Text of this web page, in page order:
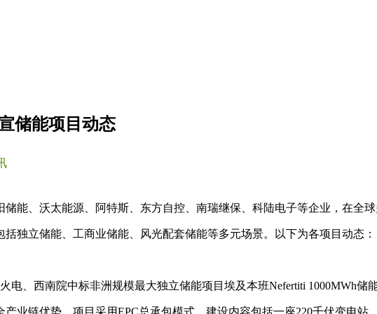
储能项目动态
能、沃太能源、阿特斯、东方自控、南瑞继保、科陆电子等企业，在全球
独立储能、工商业储能、风光配套储能等多元场景。以下为各项目动态：
、西南院中标非洲规模最大独立储能项目埃及本班Nefertiti 1000MWh储能
业链优势，项目采用EPC总承包模式，建设内容包括一座220千伏变电站